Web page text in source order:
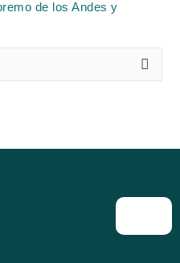
de los Andes y